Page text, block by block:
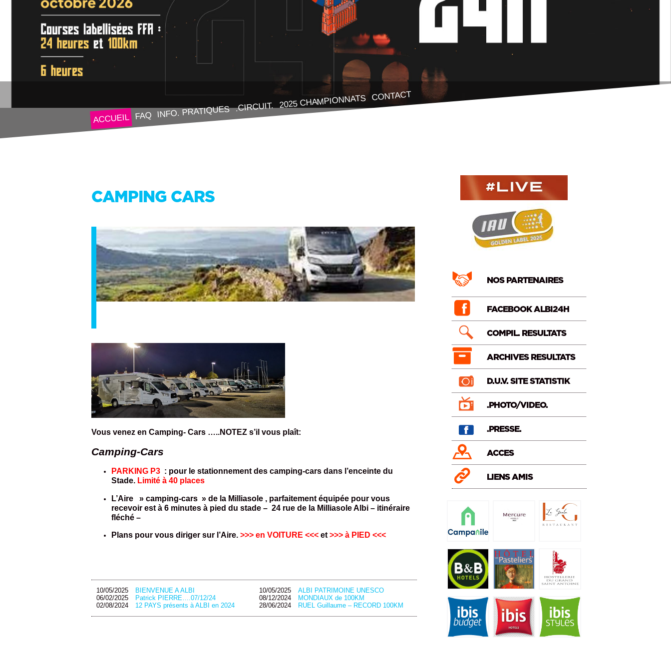
ACCUEIL FAQ INFO. PRATIQUES .CIRCUIT. 2025 CHAMPIONNATS CONTACT
CAMPING CARS
Vous venez en Camping- Cars …..NOTEZ s’il vous plaît:
Camping-Cars
PARKING P3: pour le stationnement des camping-cars dans l’enceinte du
Stade. Limité à 40 places
L’Aire » camping-cars » de la Milliasole , parfaitement équipée pour vous
recevoir est à 6 minutes à pied du stade – 24 rue de la Milliasole Albi – itinéraire
fléché –
Plans pour vous diriger sur l’Aire. >>> en VOITURE <<<et >>> à PIED <<<
10/05/2025 BIENVENUE A ALBI 10/05/2025
ALBI PATRIMOINE UNESCO
06/02/2025
Patrick PIERRE….07/12/24 08/12/2024
MONDIAUX de 100KM
02/08/2024
12 PAYS présents à ALBI en 2024 28/06/2024 RUEL Guillaume – RECORD 100KM
NOS PARTENAIRES
FACEBOOK ALBI24H
COMPIL. RESULTATS
ARCHIVES RESULTATS
D.U.V. SITE STATISTIK
.PHOTO/VIDEO.
.PRESSE.
ACCES
LIENS AMIS